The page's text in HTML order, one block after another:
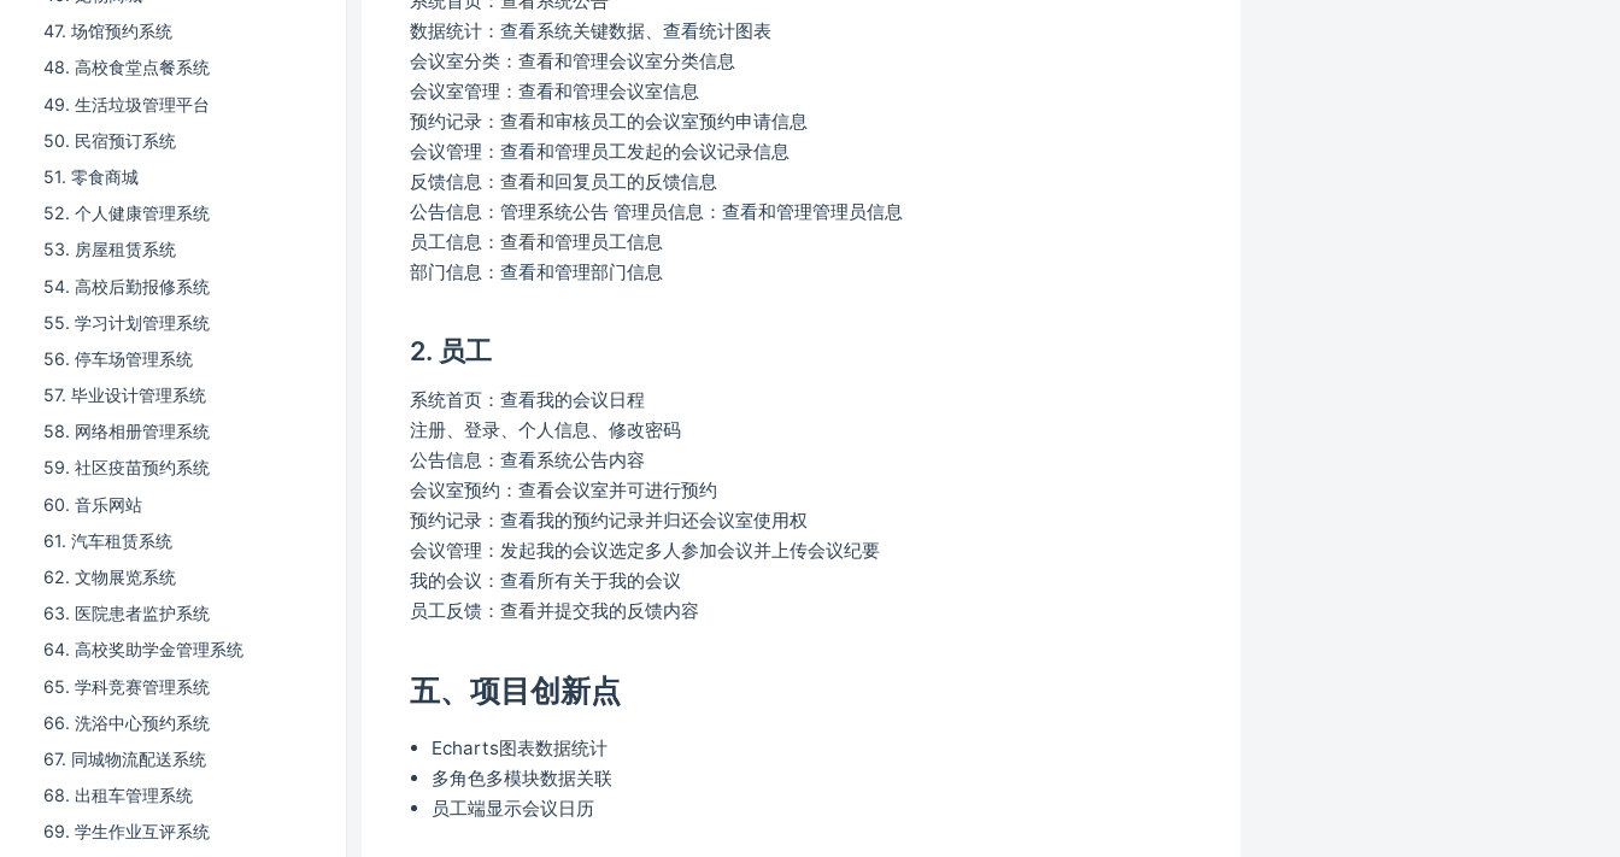
47. 场馆预约系统
48. 高校食堂点餐系统
49. 生活垃圾管理平台
50. 民宿预订系统
51. 零食商城
52. 个人健康管理系统
53. 房屋租赁系统
54. 高校后勤报修系统
55. 学习计划管理系统
56. 停车场管理系统
57. 毕业设计管理系统
58. 网络相册管理系统
59. 社区疫苗预约系统
60. 音乐网站
61. 汽车租赁系统
62. 文物展览系统
63. 医院患者监护系统
64. 高校奖助学金管理系统
65. 学科竞赛管理系统
66. 洗浴中心预约系统
67. 同城物流配送系统
68. 出租车管理系统
69. 学生作业互评系统
数据统计：查看系统关键数据、查看统计图表
会议室分类：查看和管理会议室分类信息
会议室管理：查看和管理会议室信息
预约记录：查看和审核员工的会议室预约申请信息
会议管理：查看和管理员工发起的会议记录信息
反馈信息：查看和回复员工的反馈信息
公告信息：管理系统公告 管理员信息：查看和管理管理员信息
员工信息：查看和管理员工信息
部门信息：查看和管理部门信息
2. 员工
系统首页：查看我的会议日程
注册、登录、个人信息、修改密码
公告信息：查看系统公告内容
会议室预约：查看会议室并可进行预约
预约记录：查看我的预约记录并归还会议室使用权
会议管理：发起我的会议选定多人参加会议并上传会议纪要
我的会议：查看所有关于我的会议
员工反馈：查看并提交我的反馈内容
五、项目创新点
Echarts图表数据统计
多角色多模块数据关联
员工端显示会议日历